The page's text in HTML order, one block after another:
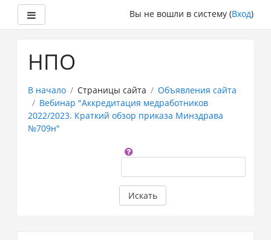
основному
Вы не вошли в систему (Вход)
НПО
В начало Страницы сайта
Объявления сайта
Вебинар "Аккредитация медработников
2022/2023. Краткий обзор приказа Минздрава
№709н"
форумам
Искать